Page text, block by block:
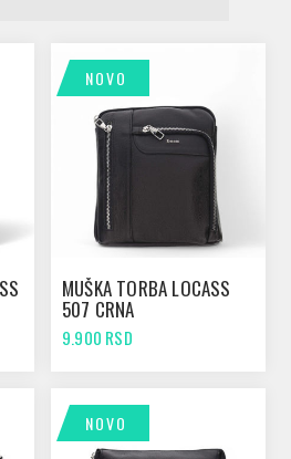
NOVO
MUŠKA TORBA LOCASS
507 CRNA
9.900 RSD
NOVO